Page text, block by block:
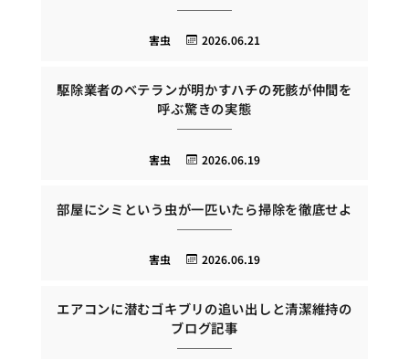
2026.06.21
害虫
駆除業者のベテランが明かすハチの死骸が仲間を
呼ぶ驚きの実態
2026.06.19
害虫
部屋にシミという虫が一匹いたら掃除を徹底せよ
2026.06.19
害虫
エアコンに潜むゴキブリの追い出しと清潔維持の
ブログ記事